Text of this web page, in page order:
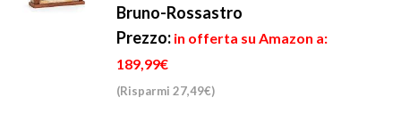
Bruno-Rossastro
Prezzo: in offerta su Amazon a:
189,99€
(Risparmi 27,49€)